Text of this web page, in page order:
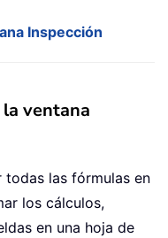
Inspección
ventana
todas las fórmulas en
los cálculos,
en una hoja de